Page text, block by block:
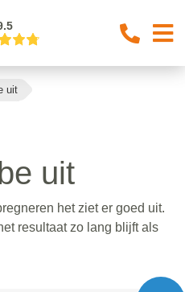
uit
uit
het ziet er goed uit.
resultaat zo lang blijft als